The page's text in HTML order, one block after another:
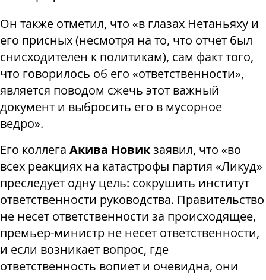
Он также отметил, что «в глазах Нетаньяху и
его присных (несмотря на то, что отчет был
снисходителен к политикам), сам факт того,
что говорилось об его «ответственности»,
является поводом сжечь этот важный
документ и выбросить его в мусорное
ведро».
Его коллега Акива Новикзаявил, что «во
всех реакциях на катастрофы партия «Ликуд»
преследует одну цель: сокрушить институт
ответственности руководства. Правительство
не несет ответственности за происходящее,
премьер-министр не несет ответственности,
и если возникает вопрос, где
ответственность вопиет и очевидна, они